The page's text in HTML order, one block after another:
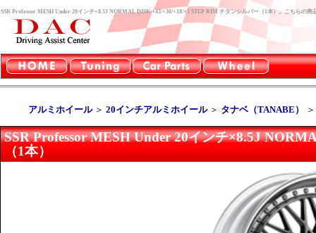
SSR Professor MESH Under 20インチ×8.5J NORMAL DISK +43/+30/+18/+5 STEP RIM チタンシルバー（1本）。こちらの
アルミホイール＞ 20インチアルミホイール＞ タナベ（TANABE）
SSR Professor MESH Under 20インチ×8.5J
（1本）